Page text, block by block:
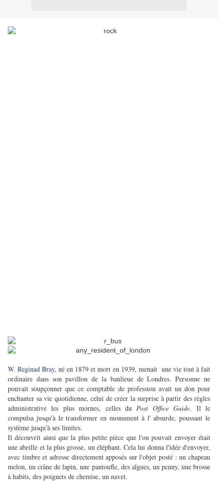
W. Reginad Bray, né en 1879 et mort en 1939, menait une vie tout à fait
ordinaire dans son pavillon de la banlieue de Londres. Personne ne
pouvait soupçonner que ce comptable de profession avait un don pour
enchanter sa vie quotidienne, celui de créer la surprise à partir des règles
administrative les plus mornes, celles duPost Office Guide
Il le
compulsa jusqu'à le transformer en monument à l' absurde, poussant le
système jusqu'à ses limites.
Il découvrit ainsi que la plus petite pièce que l'on pouvait envoyer était
une abeille et la plus grosse, un éléphant. Cela lui donna l'idée d'envoyer,
avec timbre et adresse directement apposés sur l'objet posté : un chapeau
melon, un crâne de lapin, une pantoufle, des algues, un penny, une brosse
à habits, des poignets de chemise, un navet.